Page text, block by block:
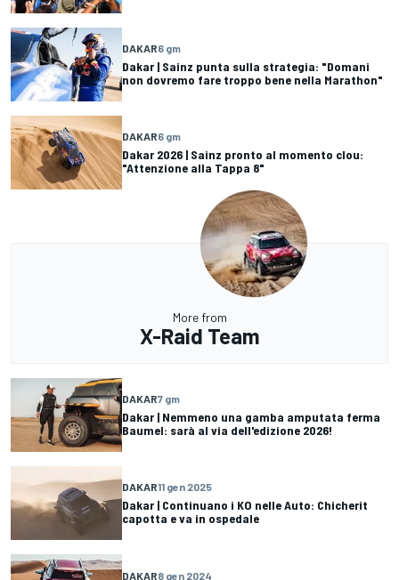
DAKAR6 gm
Dakar | Sainz punta sulla strategia: "Domani
non dovremo fare troppo bene nella Marathon"
DAKAR6 gm
Dakar 2026 | Sainz pronto al momento clou:
"Attenzione alla Tappa 8"
More from
X-Raid Team
DAKAR7 gm
Dakar | Nemmeno una gamba amputata ferma
Baumel: sarà al via dell'edizione 2026!
DAKAR11 gen 2025
Dakar | Continuano i KO nelle Auto: Chicherit
capotta e va in ospedale
DAKAR8 gen 2024